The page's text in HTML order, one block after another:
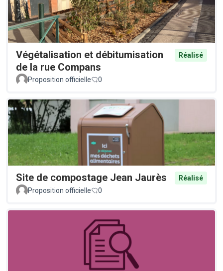
Végétalisation et débitumisation
de la rue Compans
Réalisé
Proposition officielle 0
Site de compostage Jean Jaurès
Réalisé
Proposition officielle
0